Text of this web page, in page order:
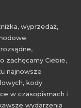
wyprzedaż,
zachęcamy Ciebie,
najnowsze
kody
w czasopismach i
wydarzenia